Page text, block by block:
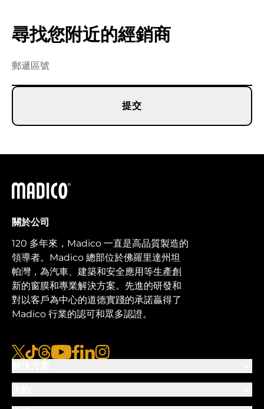
尋找您附近的經銷商
提交
馬迪科
關於公司
120 多年來，Madico 一直是高品質製造的
領導者。Madico 總部位於佛羅里達州坦
帕灣，為汽車、建築和安全應用等生產創
新的窗膜和專業解決方案。先進的研發和
對以客戶為中心的道德實踐的承諾贏得了
Madico 行業的認可和眾多認證。